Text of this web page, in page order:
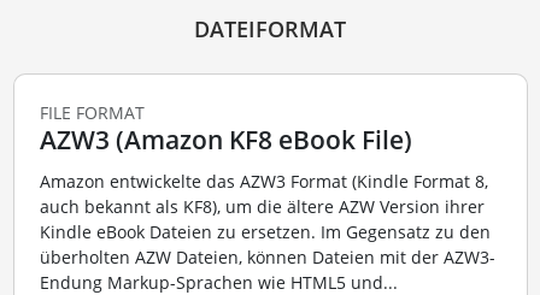
DATEIFORMAT
FILE FORMAT
AZW3 (Amazon KF8 eBook File)
Amazon entwickelte das AZW3 Format (Kindle Format 8,
auch bekannt als KF8), um die ältere AZW Version ihrer
Kindle eBook Dateien zu ersetzen. Im Gegensatz zu den
überholten AZW Dateien, können Dateien mit der AZW3-
Endung Markup-Sprachen wie HTML5 und...